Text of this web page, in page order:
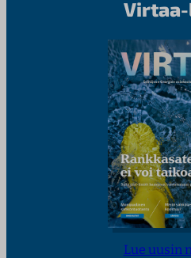
Lue uusin